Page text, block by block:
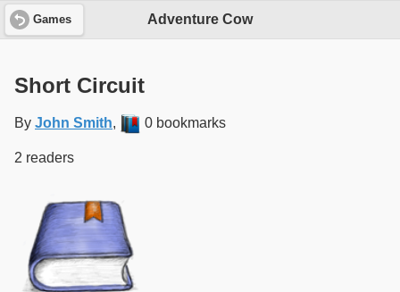
Games Adventure Cow
Short Circuit
By John Smith, 0 bookmarks
2 readers